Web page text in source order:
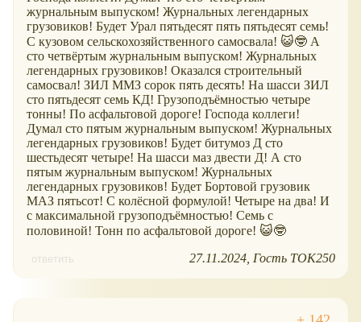
журнальным выпуском! Журнальных легендарных
грузовиков! Будет Урал пятьдесят пять пятьдесят семь!
С кузовом сельскохозяйственного самосвала! 😺🤓 А
сто четвёртым журнальным выпуском! Журнальных
легендарных грузовиков! Оказался строительный
самосвал! ЗИЛ ММЗ сорок пять десять! На шасси ЗИЛ
сто пятьдесят семь КД! Грузоподъёмностью четыре
тонны! По асфальтовой дороге! Господа коллеги!
Думал сто пятым журнальным выпуском! Журнальных
легендарных грузовиков! Будет битумоз Д сто
шестьдесят четыре! На шасси маз двести Д! А сто
пятым журнальным выпуском! Журнальных
легендарных грузовиков! Будет Бортовой грузовик
МАЗ пятьсот! С колёсной формулой! Четыре на два! И
с максимальной грузоподъёмностью! Семь с
половиной! Тонн по асфальтовой дороге! 😺🤓
ответить 27.11.2024 Гость ТОК250